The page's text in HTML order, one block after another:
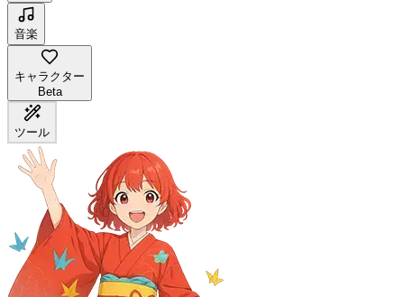
音楽
キャラクター
Beta
ツール